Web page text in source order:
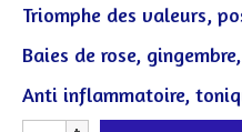
Triomphe des valeurs,
Baies de rose,
Anti inflammatoire,